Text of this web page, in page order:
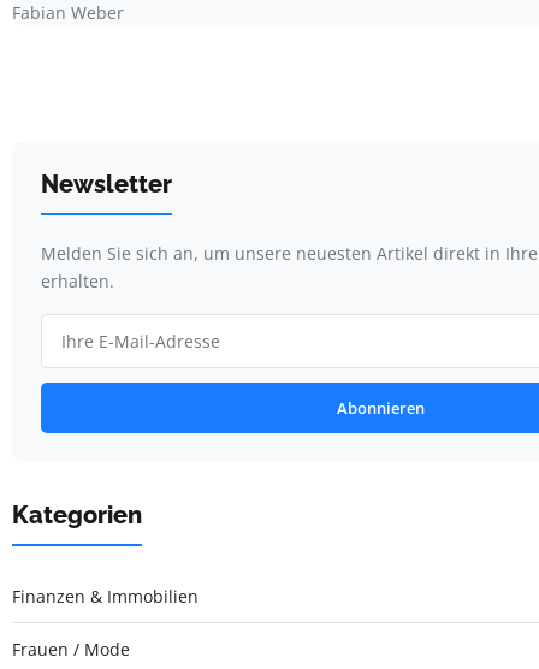
Fabian Weber
Newsletter
Melden Sie sich an, um unsere neuesten Artikel direkt in
erhalten.
Abonnieren
Kategorien
Finanzen & Immobilien
Frauen / Mode